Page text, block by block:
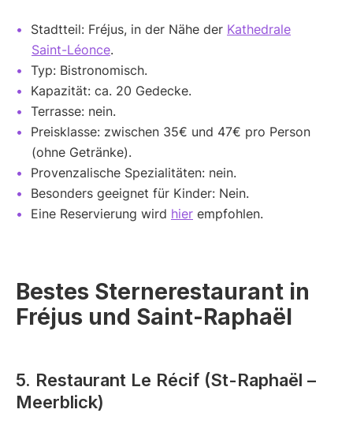
Stadtteil: Fréjus, in der Nähe der Kathedrale
Saint-Léonce.
Typ: Bistronomisch.
Kapazität: ca. 20 Gedecke.
Terrasse: nein.
Preisklasse: zwischen 35€ und 47€ pro Person
(ohne Getränke).
Provenzalische Spezialitäten: nein.
Besonders geeignet für Kinder: Nein.
Eine Reservierung wird hier empfohlen.
Bestes Sternerestaurant in
Fréjus und Saint-Raphaël
5. Restaurant Le Récif (St-Raphaël –
Meerblick)